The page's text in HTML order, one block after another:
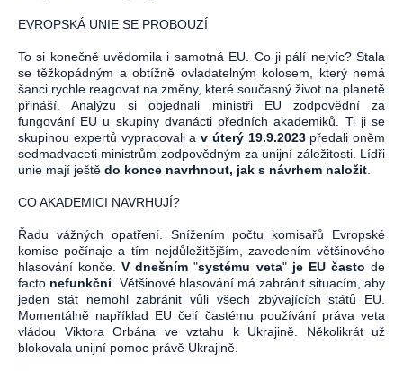
EVROPSKÁ UNIE SE PROBOUZÍ
To si konečně uvědomila i samotná EU. Co ji pálí nejvíc? Stala
se těžkopádným a obtížně ovladatelným kolosem, který nemá
šanci rychle reagovat na změny, které současný život na planetě
přináší. Analýzu si objednali ministři EU zodpovědní za
fungování EU u skupiny dvanácti předních akademiků. Ti ji se
skupinou expertů vypracovali a v úterý 19.9.2023předali oněm
sedmadvaceti ministrům zodpovědným za unijní záležitosti. Lídři
unie mají ještě do konce navrhnout, jak s návrhem naložit
CO AKADEMICI NAVRHUJÍ?
Řadu vážných opatření. Snížením počtu komisařů Evropské
komise počínaje a tím nejdůležitějším, zavedením většinového
hlasování konče.V dnešním"systému veta" je EU často de
facto nefunkční. Většinové hlasování má zabránit situacím, aby
jeden stát nemohl zabránit vůli všech zbývajících států EU.
Momentálně například EU čelí častému používání práva veta
vládou Viktora Orbána ve vztahu k Ukrajině. Několikrát už
blokovala unijní pomoc právě Ukrajině.